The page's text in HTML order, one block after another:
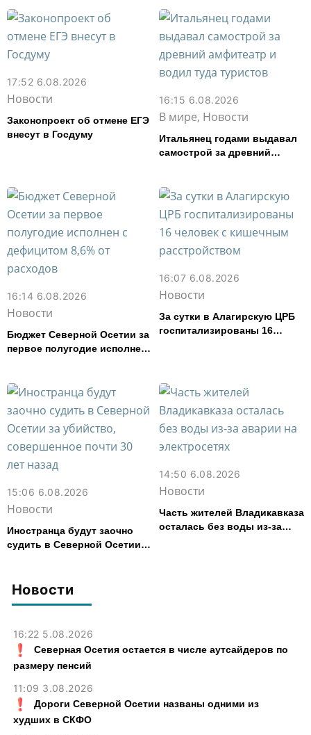
Новости
16:22 5.08.2026
Северная Осетия остается в числе аутсайдеров по
размеру пенсий
11:09 3.08.2026
Дороги Северной Осетии названы одними из
худших в СКФО
17:52 6.08.2026
Новости
Законопроект об отмене ЕГЭ
внесут в Госдуму
16:15 6.08.2026
В мире, Новости
Итальянец годами выдавал
самострой за древний
16:14 6.08.2026
Новости
Бюджет Северной Осетии за
первое полугодие исполнен
16:07 6.08.2026
Новости
За сутки в Алагирскую ЦРБ
госпитализированы 16
15:06 6.08.2026
Новости
Иностранца будут заочно
судить в Северной Осетии
14:50 6.08.2026
Новости
Часть жителей Владикавказа
осталась без воды из-за